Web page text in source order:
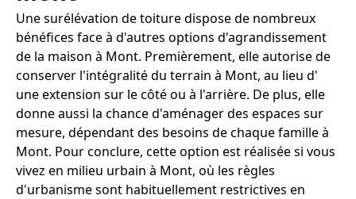
Une surélévation de toiture dispose de nombreux
bénéfices face à d'autres options d'agrandissement
de la maison à Mont. Premièrement, elle autorise de
conserver l'intégralité du terrain à Mont, au lieu d'
une extension sur le côté ou à l'arrière. De plus, elle
donne aussi la chance d'aménager des espaces sur
mesure, dépendant des besoins de chaque famille à
Mont. Pour conclure, cette option est réalisée si vous
vivez en milieu urbain à Mont, où les règles
d'urbanisme sont habituellement restrictives en